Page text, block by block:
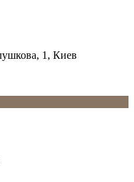
1, Киев